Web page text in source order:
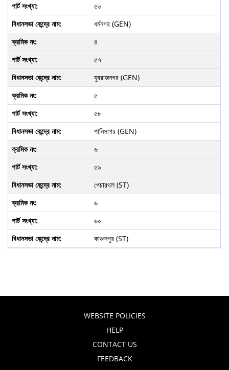
৫৬
ধর্মনগর (GEN)
৪
৫৭
যুবরাজনগর (GEN)
৫
৫৮
পানিসাগর (GEN)
৬
৫৯
পেচারথল (ST)
৬
৬০
কাঞ্চনপুর (ST)
WEBSITE POLICIES
HELP
CONTACT US
FEEDBACK